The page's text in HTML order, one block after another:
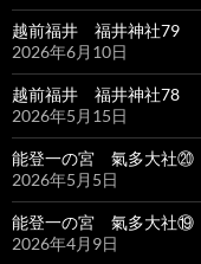
越前福井 福井神社79
2026年6月10日
越前福井 福井神社78
2026年5月15日
能登一の宮 氣多大社⑳
2026年5月5日
能登一の宮 氣多大社⑲
2026年4月9日